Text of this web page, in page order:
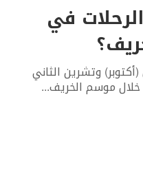
في
وتشرين الثاني
موسم الخريف...